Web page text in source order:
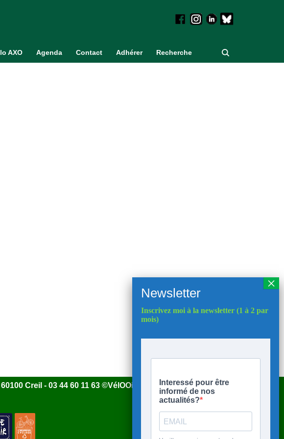
AXO Agenda Contact Adhérer Recherche
Creil - 03 44 60 11 63 ©VélOOise 2025
Inscrivez moi à la newsletter (1 à 2 par
mois)